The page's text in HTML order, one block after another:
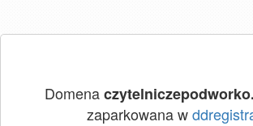
Domena
zaparkowana w